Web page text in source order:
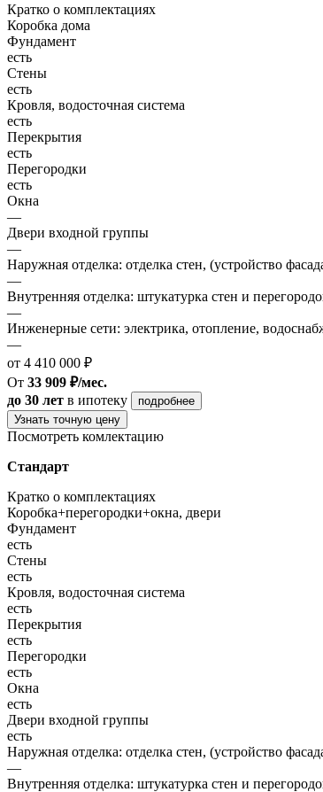
Кратко о комплектациях
Коробка дома
Фундамент
есть
Стены
есть
Кровля, водосточная система
есть
Перекрытия
есть
Перегородки
есть
Окна
—
Двери входной группы
—
Наружная отделка: отделка стен, (устройство
—
Внутренняя отделка: штукатурка стен и
—
Инженерные сети: электрика, отопление,
—
от 4 410 000 ₽
От 33 909 ₽/мес.
до 30 лет в ипотеку
подробнее
Узнать точную цену
Посмотреть комлектацию
Стандарт
Кратко о комплектациях
Коробка+перегородки+окна, двери
Фундамент
есть
Стены
есть
Кровля, водосточная система
есть
Перекрытия
есть
Перегородки
есть
Окна
есть
Двери входной группы
есть
Наружная отделка: отделка стен, (устройство
—
Внутренняя отделка: штукатурка стен и